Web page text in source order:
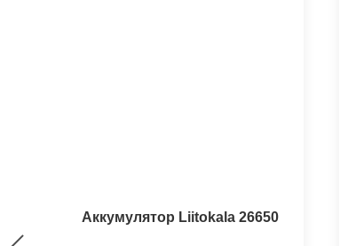
Аккумулятор Liitokala 26650